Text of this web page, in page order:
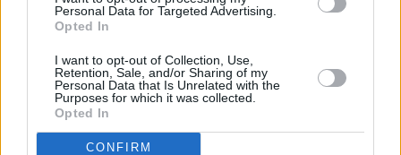
Personal Data for Targeted Advertising.
Opted In
I want to opt-out of Collection, Use,
Retention, Sale, and/or Sharing of my
Personal Data that Is Unrelated with the
Purposes for which it was collected.
Opted In
CONFIRM